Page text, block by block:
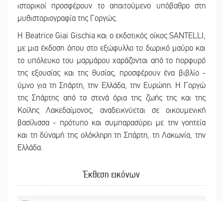
ιστορικοί προσφέρουν το απαιτούμενο υπόβαθρο στη
μυθιστοριογραφία της Γοργώς.
Η Beatrice Giai Gischia και ο εκδοτικός οίκος SANTELLI,
με μια έκδοση όπου στο εξώφυλλο το δωρικό μαύρο και
το υπόλευκο του μαρμάρου χαράζονται από το πορφυρό
της εξουσίας και της θυσίας, προσφέρουν ένα βιβλίο -
ύμνο για τη Σπάρτη, την Ελλάδα, την Ευρώπη. Η Γοργώ
της Σπάρτης από τα στενά όρια της ζωής της και της
Κοίλης Λακεδαίμονος, αναδεικνύεται σε οικουμενική
βασίλισσα - πρότυπο και συμπαρασύρει με την γοητεία
και τη δύναμή της ολόκληρη τη Σπάρτη, τη Λακωνία, την
Ελλάδα.
Έκθεση εικόνων